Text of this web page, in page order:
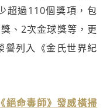
超過110個獎項，包
、2次金球獎等，更
譽列入《金氏世界紀
絕命毒師》發威橫掃